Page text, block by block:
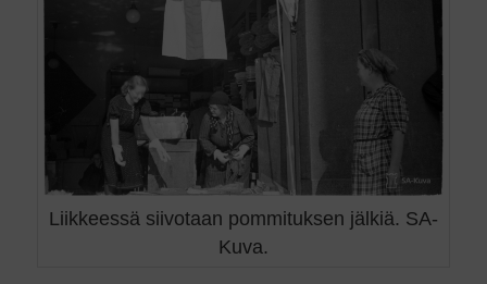
Liikkeessä siivotaan pommituksen jälkiä. SA-
Kuva.